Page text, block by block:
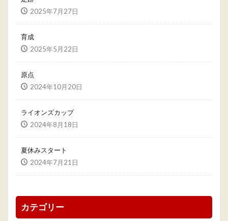
2025年7月27日
育成
2025年5月22日
原点
2024年10月20日
ライオンズカップ
2024年8月18日
夏休みスタート
2024年7月21日
カテゴリー